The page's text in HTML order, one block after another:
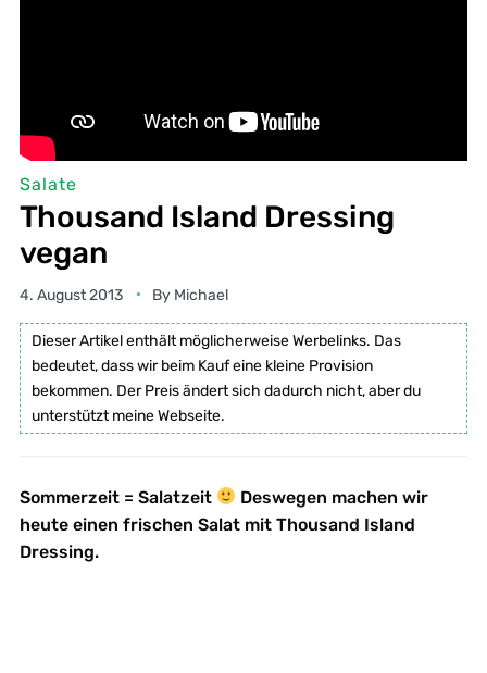
Salate
Thousand Island Dressing
vegan
4. August 2013 By Michael
Dieser Artikel enthält möglicherweise Werbelinks. Das
bedeutet, dass wir beim Kauf eine kleine Provision
bekommen. Der Preis ändert sich dadurch nicht, aber du
unterstützt meine Webseite.
Sommerzeit = Salatzeit
Deswegen machen wir
heute einen frischen Salat mit Thousand Island
Dressing.